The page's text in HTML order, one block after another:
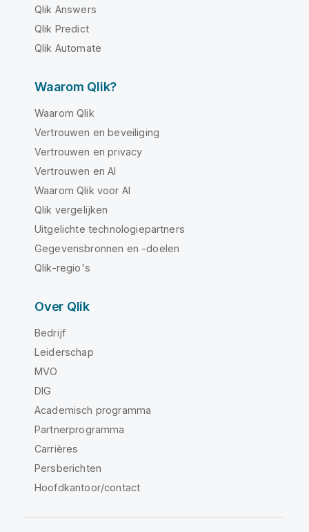
Qlik Answers
Qlik Predict
Qlik Automate
Waarom Qlik?
Waarom Qlik
Vertrouwen en beveiliging
Vertrouwen en privacy
Vertrouwen en AI
Waarom Qlik voor AI
Qlik vergelijken
Uitgelichte technologiepartners
Gegevensbronnen en -doelen
Qlik-regio's
Over Qlik
Bedrijf
Leiderschap
MVO
DIG
Academisch programma
Partnerprogramma
Carrières
Persberichten
Hoofdkantoor/contact